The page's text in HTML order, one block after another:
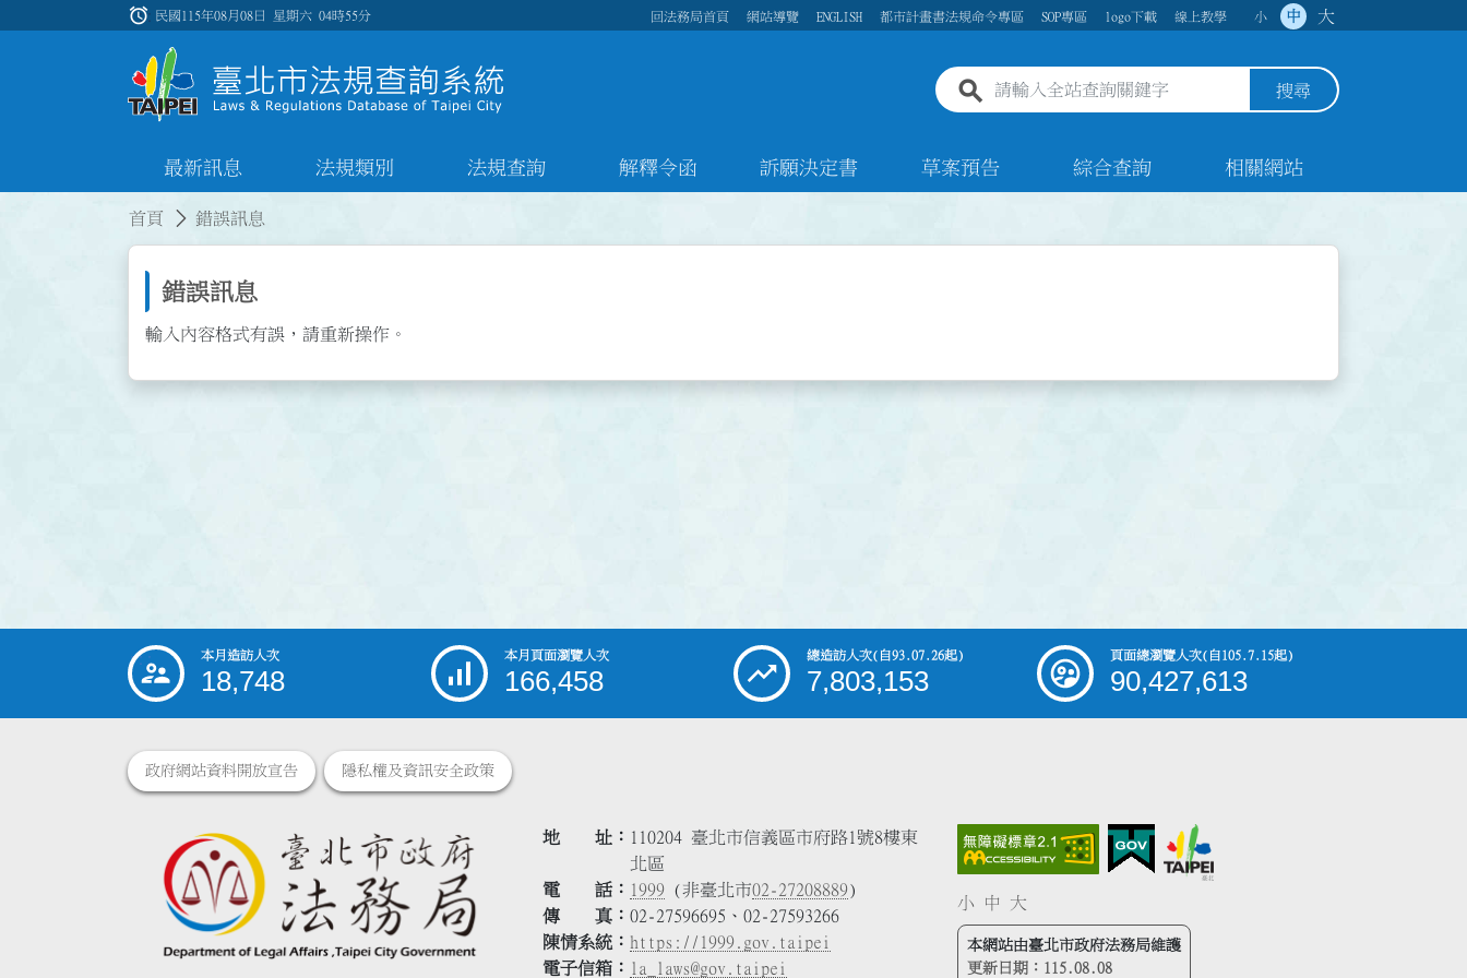
:::
alarm 民國115年08月08日 星期六04時55分 回法務局首頁 網站導覽 ENGLISH 都市計畫書法規命令專區 SOP專區 logo下載 線上教學 小 中 大
全站查詢關鍵字欄位 搜尋
最新訊息 法規類別 法規查詢 解釋令函 訴願決定書 草案預告 綜合查詢 相關網站
首頁 錯誤訊息
錯誤訊息
輸入內容格式有誤，請重新操作。
::: 本月造訪人次
18,748
本月頁面瀏覽人次
166,458
總造訪人次(自93.07.26起)
7,803,153
頁面總瀏覽人次(自105.7.15起)
90,427,613
政府網站資料開放宣告 隱私權及資訊安全政策
地 址
110204 臺北市信義區市府路1號8樓東
北區
電 話
1999 (非臺北市02-27208889)
傳 真
02-27596695、02-27593266
陳情系統
https://1999.gov.taipei
電子信箱
la_laws@gov.taipei
小 中 大
本網站由臺北市政府法務局維護
更新日期： 115.08.08